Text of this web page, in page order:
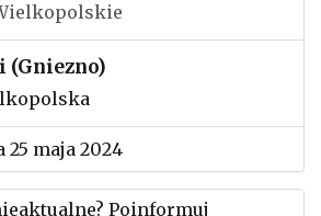
(Gniezno)
maja 2024
Poinformuj